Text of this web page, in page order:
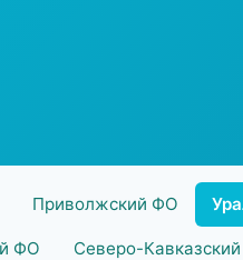
Приволжский ФО
ФО Северо-